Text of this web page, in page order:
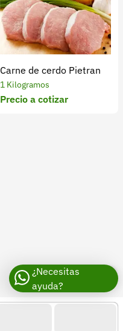
Carne de cerdo Pietran
1 Kilogramos
Precio a cotizar
¿Necesitas
ayuda?